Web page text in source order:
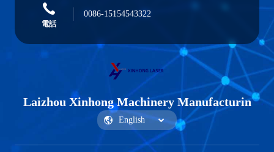
電話
0086-15154543322
Laizhou Xinhong Machinery Manufacturin